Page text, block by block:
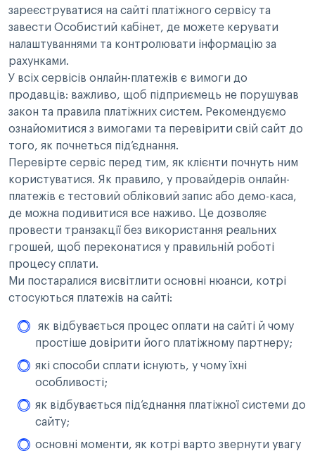
зареєструватися на сайті платіжного сервісу та
завести Особистий кабінет, де можете керувати
налаштуваннями та контролювати інформацію за
рахунками.
У всіх сервісів онлайн-платежів є вимоги до
продавців: важливо, щоб підприємець не порушував
закон та правила платіжних систем. Рекомендуємо
ознайомитися з вимогами та перевірити свій сайт до
того, як почнеться під’єднання.
Перевірте сервіс перед тим, як клієнти почнуть ним
користуватися. Як правило, у провайдерів онлайн-
платежів є тестовий обліковий запис або демо-каса,
де можна подивитися все наживо. Це дозволяє
провести транзакції без використання реальних
грошей, щоб переконатися у правильній роботі
процесу сплати.
Ми постаралися висвітлити основні нюанси, котрі
стосуються платежів на сайті:
як відбувається процес оплати на сайті й чому
простіше довірити його платіжному партнеру;
які способи сплати існують, у чому їхні
особливості;
як відбувається під’єднання платіжної системи до
сайту;
основні моменти, як котрі варто звернути увагу